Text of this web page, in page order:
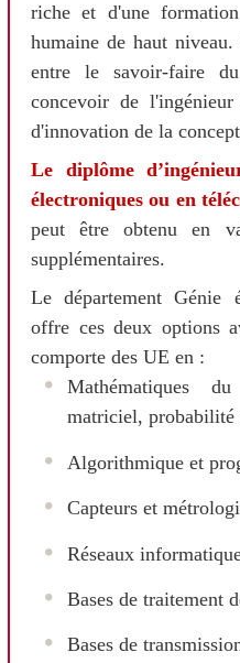
riche et d'une
humaine de haut
entre le savoir-faire
concevoir de
d'innovation de la
Le diplôme
électroniques ou en
peut être obtenu en
supplémentaires.
Le département Génie
offre ces deux options
comporte des UE en :
Mathématiques
matriciel, probabilité
Algorithmique et
Capteurs et
Réseaux
Bases de traitement
Bases de